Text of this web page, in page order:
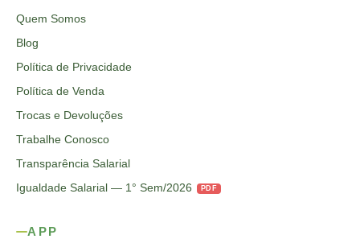
Quem Somos
Blog
Política de Privacidade
Política de Venda
Trocas e Devoluções
Trabalhe Conosco
Transparência Salarial
Igualdade Salarial — 1° Sem/2026
PDF
APP